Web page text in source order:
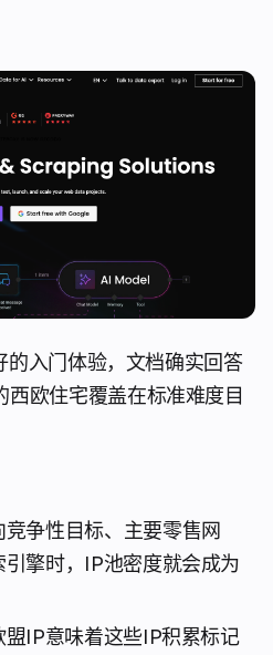
的入门体验，文档确实回答
西欧住宅覆盖在标准难度目
争性目标、主要零售网
擎时，IP池密度就会成为
IP意味着这些IP积累标记